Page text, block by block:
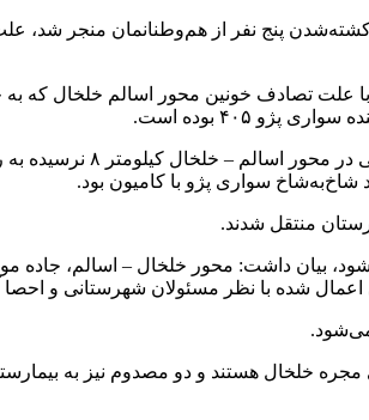
پنج نفر از هم‌وطنانمان منجر شد،
تصادف خونین محور اسالم خلخال که به
۴۰۵ بوده است.
وی با اشاره اهمیت رعایت قوانین رانندگی افزود:
سواری پژو با کامیون بود.
منتقل شدند.
بیان داشت: محور خلخال – اسالم، جاده
شده با نظر مسئولان شهرستانی و احصا
می‌شود.
مجره خلخال هستند و دو مصدوم نیز به